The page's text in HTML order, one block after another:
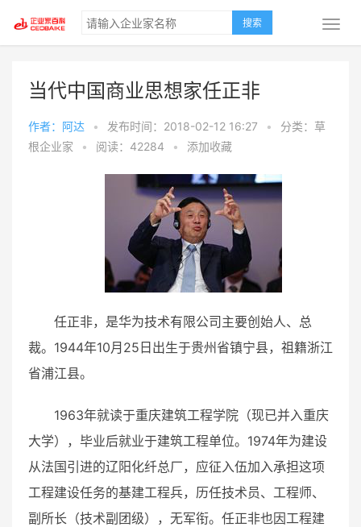
搜索
当代中国商业思想家任正非
作者：阿达 • 发布时间：2018-02-12 16:27 •
分类：草
根企业家
• 阅读：42284 • 添加收藏
任正非，是华为技术有限公司主要创始人、总
裁。1944年10月25日出生于贵州省镇宁县，祖籍浙江
省浦江县。
1963年就读于重庆建筑工程学院（现已并入重庆
大学），毕业后就业于建筑工程单位。1974年为建设
从法国引进的辽阳化纤总厂，应征入伍加入承担这项
工程建设任务的基建工程兵，历任技术员、工程师、
副所长（技术副团级），无军衔。任正非也因工程建